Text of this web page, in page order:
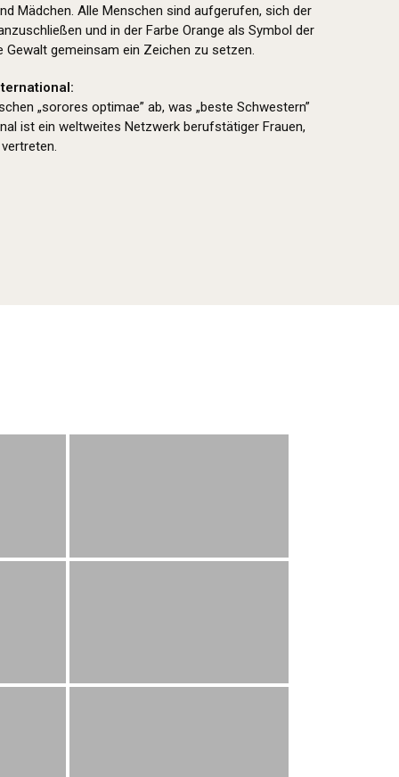
Mädchen. Alle Menschen sind aufgerufen, sich der
und in der Farbe Orange als Symbol der
gemeinsam ein Zeichen zu setzen.
„sorores optimae” ab, was „beste Schwestern”
ist ein weltweites Netzwerk berufstätiger Frauen,